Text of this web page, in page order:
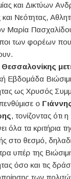
και Δικτύων
και Νεότητας,
Μαρία
των φορέων που
Εβδομάδα
ως Χρυσός
ο
, τονίζοντας ότι
όλα τα κριτήρια
στο θεσμό,
υπέρ της
όσο και τις
των